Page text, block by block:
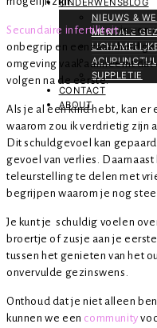
KINDERWENSBLOG
NIEUWS &
MENTALE
SUPPLETIE
CONTACT
ABOUT
Secundaire infertiliteitis een
onbegrip en eenzaamheid
omgeving vaak aanneemt
volgen na de eerste.
Als je al een kind hebt, kan er
waarom zou ik verdrietig zijn
Dit schuldgevoel kan
gevoel van verlies.
teleurstelling te delen met
begrijpen waarom je nog
Je kunt je schuldig voelen
broertje of zusje aan je
tussen het genieten van het
onvervulde gezinswens.
Onthoud dat je niet alleen
kunnen we een community